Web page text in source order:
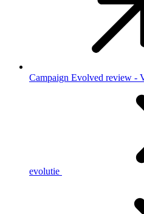
Campaign Evolved review -
evolutie